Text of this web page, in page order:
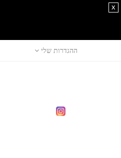
ההגדרות שלי
x